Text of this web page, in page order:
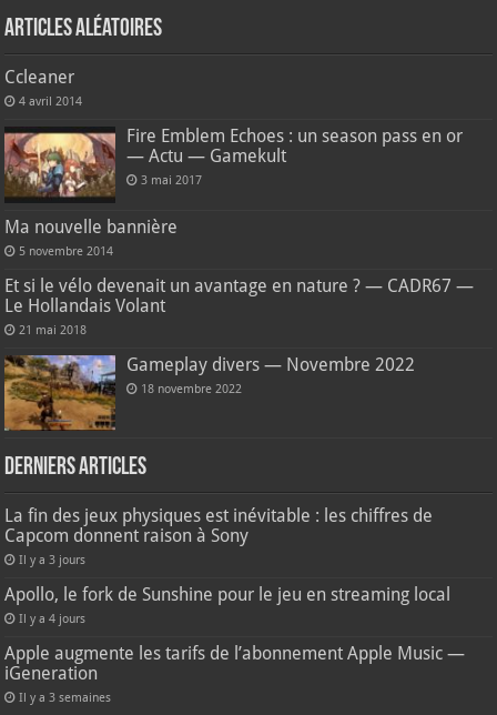
Articles aléatoires
Ccleaner
4 avril 2014
Fire Emblem Echoes : un season pass en or
— Actu — Gamekult
3 mai 2017
Ma nouvelle bannière
5 novembre 2014
Et si le vélo devenait un avantage en nature ? — CADR67 —
Le Hollandais Volant
21 mai 2018
Gameplay divers — Novembre 2022
18 novembre 2022
Derniers articles
La fin des jeux physiques est inévitable : les chiffres de
Capcom donnent raison à Sony
Il y a 3 jours
Apollo, le fork de Sunshine pour le jeu en streaming local
Il y a 4 jours
Apple augmente les tarifs de l’abonnement Apple Music —
iGeneration
Il y a 3 semaines